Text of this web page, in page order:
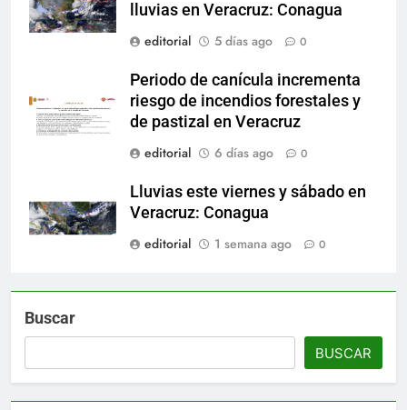
lluvias en Veracruz: Conagua
editorial
5 días ago 0
Periodo de canícula incrementa
riesgo de incendios forestales y
de pastizal en Veracruz
editorial
6 días ago 0
Lluvias este viernes y sábado en
Veracruz: Conagua
editorial
1 semana ago 0
Buscar
BUSCAR